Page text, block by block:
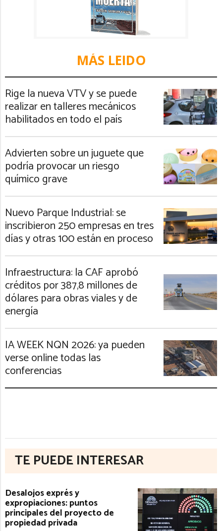
MÁS LEIDO
Rige la nueva VTV y se puede
realizar en talleres mecánicos
habilitados en todo el país
Advierten sobre un juguete que
podría provocar un riesgo
químico grave
Nuevo Parque Industrial: se
inscribieron 250 empresas en tres
días y otras 100 están en proceso
Infraestructura: la CAF aprobó
créditos por 387,8 millones de
dólares para obras viales y de
energía
IA WEEK NQN 2026: ya pueden
verse online todas las
conferencias
TE PUEDE INTERESAR
Desalojos exprés y
expropiaciones: puntos
principales del proyecto de
propiedad privada